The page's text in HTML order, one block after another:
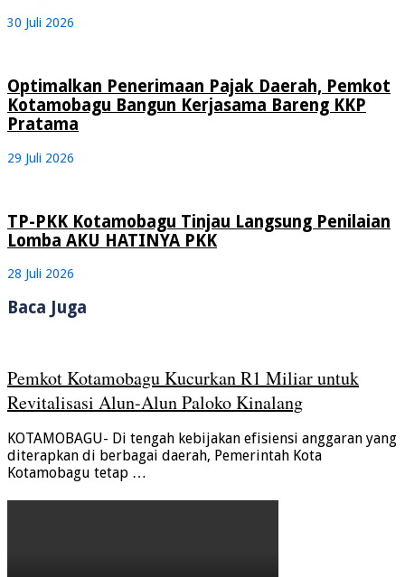
30 Juli 2026
Optimalkan Penerimaan Pajak Daerah, Pemkot
Kotamobagu Bangun Kerjasama Bareng KKP
Pratama
29 Juli 2026
TP-PKK Kotamobagu Tinjau Langsung Penilaian
Lomba AKU HATINYA PKK
28 Juli 2026
Baca Juga
Pemkot Kotamobagu Kucurkan R1 Miliar untuk
Revitalisasi Alun-Alun Paloko Kinalang
KOTAMOBAGU- Di tengah kebijakan efisiensi anggaran yang
diterapkan di berbagai daerah, Pemerintah Kota
Kotamobagu tetap …